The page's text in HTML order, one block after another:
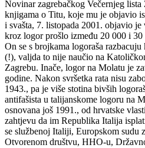
Novinar zagrebačkog Večernjeg
knjigama o Titu, koje mu je objavio
i svašta, 7. listopada 2001. objavio
kroz logor prošlo između 20 000 i
On se s brojkama logoraša
(!), valjda to nije naučio na
Zagrebu. Inače, logor na Molatu je
godine. Nakon svršetka rata nisu
1943., pa je više stotina bivših
antifašista u talijanskome logoru na
osnovana još 1991., od hrvatske
zahtjevu da im Republika Italija
se službenoj Italiji, Europskom sudu
Otvorenom društvu, HHO-u,